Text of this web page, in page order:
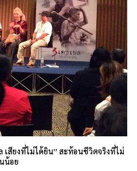
เสียงที่ไม่ได้ยิน” สะท้อนชีวิตจริงที่ไม่
น้อย